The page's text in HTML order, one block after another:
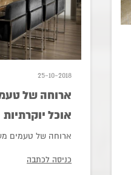
25-10-2018
ארוחה של
אוכל יוקרתיות
ארוחה של טעמים
כניסה לכתבה